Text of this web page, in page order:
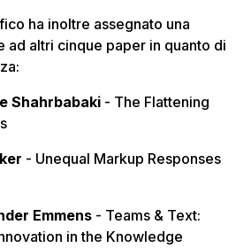
ha inoltre assegnato una
ad altri cinque paper in quanto di
Shahrbabaki- The Flattening
- Unequal Markup Responses
Emmens- Teams & Text:
in the Knowledge